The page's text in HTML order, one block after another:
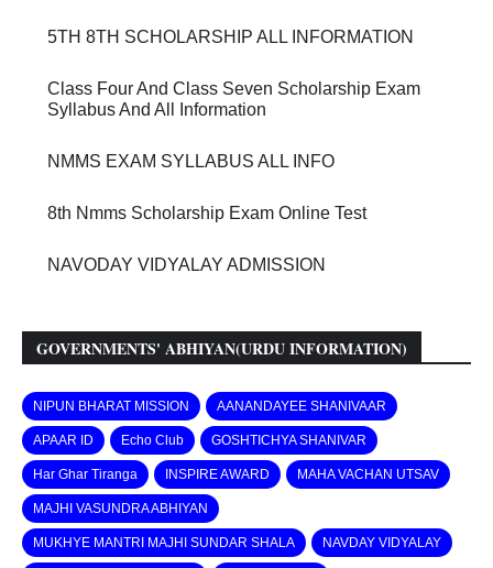
5TH 8TH SCHOLARSHIP ALL INFORMATION
Class Four And Class Seven Scholarship Exam
Syllabus And All Information
NMMS EXAM SYLLABUS ALL INFO
8th Nmms Scholarship Exam Online Test
NAVODAY VIDYALAY ADMISSION
GOVERNMENTS' ABHIYAN(URDU INFORMATION)
NIPUN BHARAT MISSION AANANDAYEE SHANIVAAR
APAAR ID Echo Club GOSHTICHYA SHANIVAR
Har Ghar Tiranga INSPIRE AWARD MAHA VACHAN UTSAV
MAJHI VASUNDRA ABHIYAN
MUKHYE MANTRI MAJHI SUNDAR SHALA NAVDAY VIDYALAY